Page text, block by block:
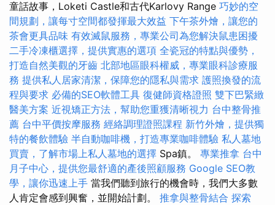
童話故事，Loketi Castle和古代Karlovy Range 巧妙的空
間規劃，讓每寸空間都發揮最大效益 下午茶外燴，讓您的
茶會更具品味 有效滅鼠服務，專業公司為您解決鼠患困擾
二手冷凍櫃選擇，提供實惠的選項 全瓷冠的特點與優勢，
打造自然美觀的牙齒 北部地區眼科權威，專業眼科診療服
務 提供私人居家清潔，保障您的隱私與需求 護照換發的流
程與要求 必備的SEO軟體工具 復健師資格證照 雙下巴緊緻
醫美方案 近視矯正方法，幫助您重獲清晰視力 台中整骨推
薦 台中平價按摩服務 經絡調理證照課程 新竹外燴，提供獨
特的餐飲體驗 半自動咖啡機，打造專業咖啡體驗 私人墓地
買賣，了解市場上私人墓地的選擇 Spa鎮。 專業推拿 台中
月子中心，提供您最舒適的產後照顧服務 Google SEO教
學，讓你迅速上手 當我們聽到旅行的機會時，我們大多數
人肯定會感到興奮，並開始計劃。 推拿與整骨結合 探索